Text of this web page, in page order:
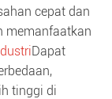
cepat dan
memanfaatkan
Dapat
tinggi di